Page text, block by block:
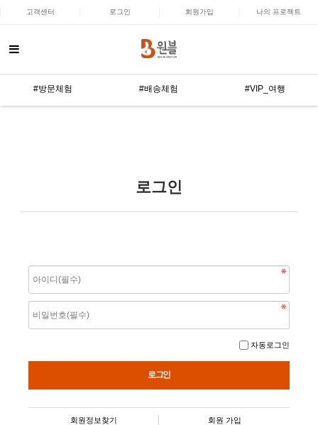
고객센터 로그인 회원가입 나의 프로젝트
#방문체험 #배송체험 #VIP_여행
로그인
자동로그인
회원정보찾기 회원 가입